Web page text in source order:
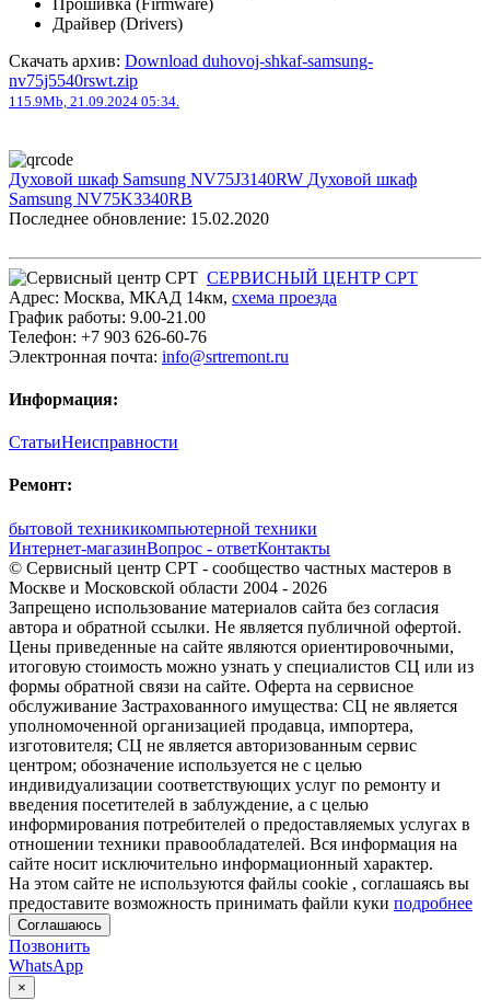
Драйвер (Drivers)
Скачать архив: Download duhovoj-shkaf-samsung-
nv75j5540rswt.zip
115.9Mb, 21.09.2024 05:34.
Духовой шкаф Samsung NV75J3140RW Духовой шкаф
Samsung NV75K3340RB
Последнее обновление: 15.02.2020
СЕРВИСНЫЙ ЦЕНТР СРТ
Адрес: Москва, МКАД 14км, cхема проезда
График работы: 9.00-21.00
Телефон: +7 903 626-60-76
Электронная почта: info@srtremont.ru
Информация:
СтатьиНеисправности
Ремонт:
бытовой техникикомпьютерной техники
Интернет-магазинВопрос - ответКонтакты
© Сервисный центр СРТ - сообщество частных мастеров в
Москве и Московской области 2004 - 2026
Запрещено использование материалов сайта без согласия
автора и обратной ссылки. Не является публичной офертой.
Цены приведенные на сайте являются ориентировочными,
итоговую стоимость можно узнать у специалистов СЦ или из
формы обратной связи на сайте. Оферта на сервисное
обслуживание Застрахованного имущества: СЦ не является
уполномоченной организацией продавца, импортера,
изготовителя; СЦ не является авторизованным сервис
центром; обозначение используется не с целью
индивидуализации соответствующих услуг по ремонту и
введения посетителей в заблуждение, а с целью
информирования потребителей о предоставляемых услугах в
отношении техники правообладателей. Вся информация на
сайте носит исключительно информационный характер.
На этом сайте не используются файлы cookie , соглашаясь вы
предоставите возможность принимать файли куки подробнее
Соглашаюсь
Позвонить
WhatsApp
×